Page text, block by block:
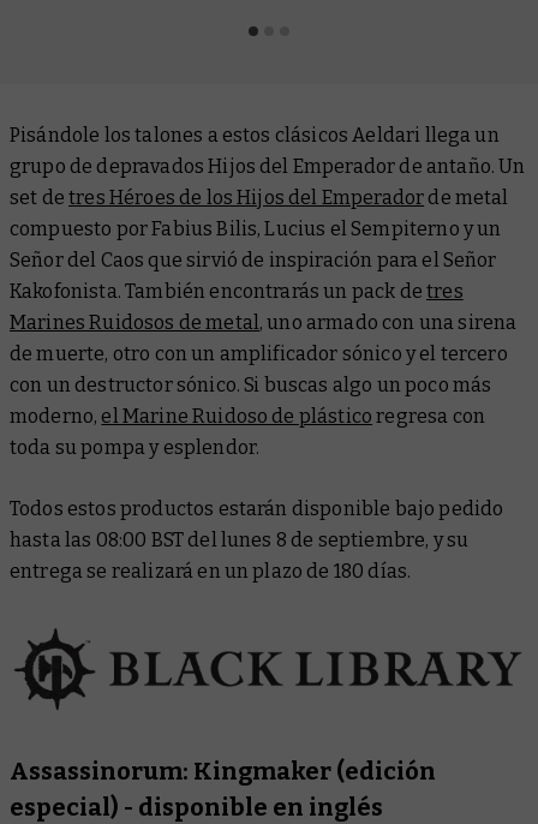
Pisándole los talones a estos clásicos Aeldari llega un
grupo de depravados Hijos del Emperador de antaño. Un
set detres Héroes de los Hijos del Emperador de metal
compuesto por Fabius Bilis, Lucius el Sempiterno y un
Señor del Caos que sirvió de inspiración para el Señor
Kakofonista. También encontrarás un pack detres
Marines Ruidosos de metal , uno armado con una sirena
de muerte, otro con un amplificador sónico y el tercero
con un destructor sónico. Si buscas algo un poco más
moderno, el Marine Ruidoso de plástico regresa con
toda su pompa y esplendor.
Todos estos productos estarán disponible bajo pedido
hasta las 08:00 BST del lunes 8 de septiembre, y su
entrega se realizará en un plazo de 180 días.
Assassinorum: Kingmaker (edición
especial) - disponible en inglés